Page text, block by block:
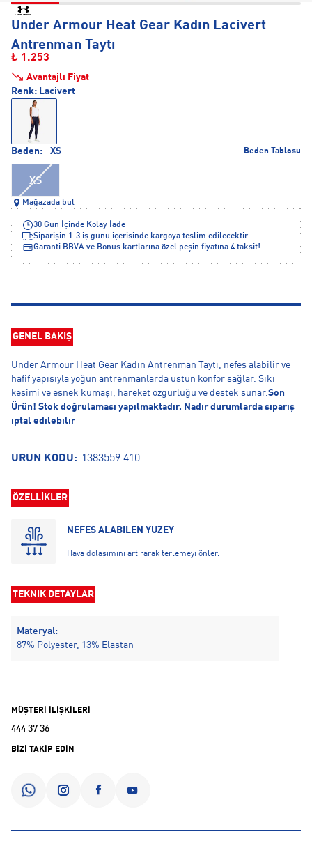
Under Armour Heat Gear Kadın Lacivert
Antrenman Taytı
₺ 1.253
Avantajlı Fiyat
Beden: XS Beden Tablosu
XS
Renk: Lacivert
Mağazada bul
30 Gün İçinde Kolay İade
Siparişin 1-3 iş günü içerisinde kargoya teslim edilecektir.
Garanti BBVA ve Bonus kartlarına özel peşin fiyatına 4 taksit!
GENEL BAKIŞ
Under Armour Heat Gear Kadın Antrenman Taytı, nefes alabilir ve
hafif yapısıyla yoğun antrenmanlarda üstün konfor sağlar. Sıkı
kesimi ve esnek kumaşı, hareket özgürlüğü ve destek sunar.Son
Ürün! Stok doğrulaması yapılmaktadır. Nadir durumlarda sipariş
iptal edilebilir
ÜRÜN KODU: 1383559.410
ÖZELLİKLER
NEFES ALABİLEN YÜZEY
Hava dolaşımını artırarak terlemeyi önler.
TEKNİK DETAYLAR
Materyal:
87% Polyester, 13% Elastan
MÜŞTERİ İLİŞKİLERİ
444 37 36
BİZİ TAKİP EDİN